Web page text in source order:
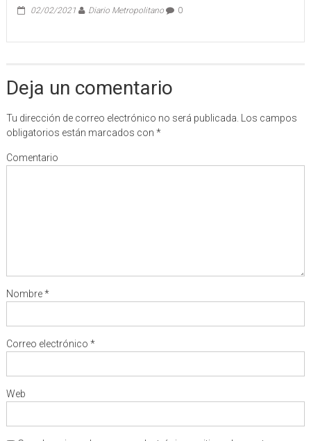
02/02/2021 Diario Metropolitano 0
Deja un comentario
Tu dirección de correo electrónico no será publicada.
Los campos
obligatorios están marcados con *
Comentario
Nombre*
Correo electrónico *
Web